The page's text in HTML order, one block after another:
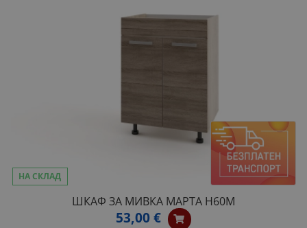
НА СКЛАД
ШКАФ ЗА МИВКА МАРТА H60M
53,00 €